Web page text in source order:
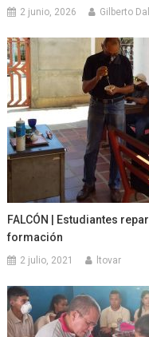
2 junio, 2026 Gilberto
FALCÓN | Estudiantes
formación
2 julio, 2021 ltovar